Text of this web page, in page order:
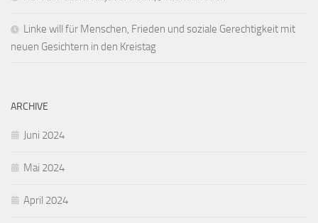
Linke will für Menschen, Frieden und soziale Gerechtigkeit mit
neuen Gesichtern in den Kreistag
ARCHIVE
Juni 2024
Mai 2024
April 2024